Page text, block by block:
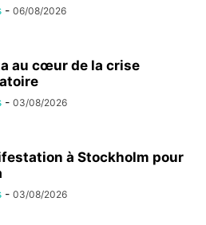
- 06/08/2026
au cœur de la crise
- 03/08/2026
à Stockholm pour
- 03/08/2026